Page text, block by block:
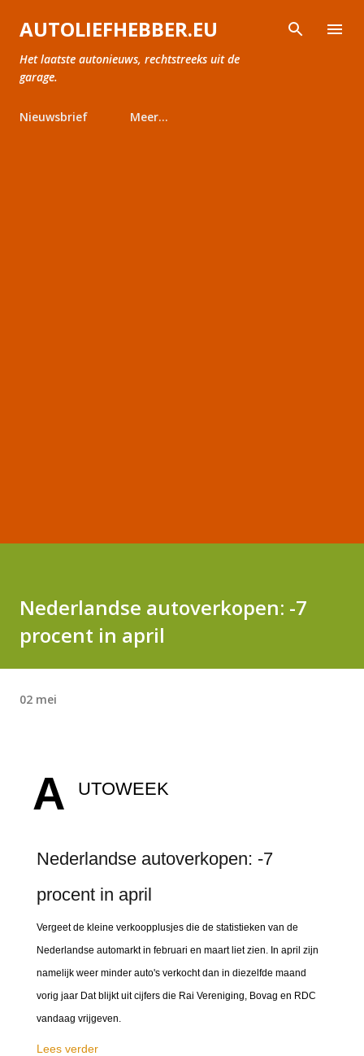
Doorgaan naar hoofdcontent
AUTOLIEFHEBBER.EU
Het laatste autonieuws, rechtstreeks uit de
garage.
Nieuwsbrief Meer…
Nederlandse autoverkopen: -7
procent in april
02 mei
A UTOWEEK
Nederlandse autoverkopen: -7
procent in april
Vergeet de kleine verkoopplusjes die de statistieken van de
Nederlandse automarkt in februari en maart liet zien. In april zijn
namelijk weer minder auto's verkocht dan in diezelfde maand
vorig jaar Dat blijkt uit cijfers die Rai Vereniging, Bovag en RDC
vandaag vrijgeven.
Lees verder